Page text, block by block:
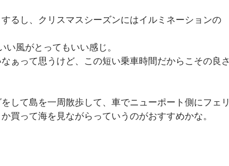
るし、クリスマスシーズンにはイルミネーションの
風がとってもいい感じ。
ぁって思うけど、この短い乗車時間だからこその良さ
して島を一周散歩して、車でニューポート側にフェリ
買って海を見ながらっていうのがおすすめかな。